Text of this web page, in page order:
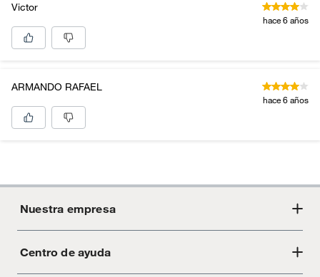
Victor
hace 6 años
ARMANDO RAFAEL
hace 6 años
Nuestra empresa
Acerca de Crate
Centro de ayuda